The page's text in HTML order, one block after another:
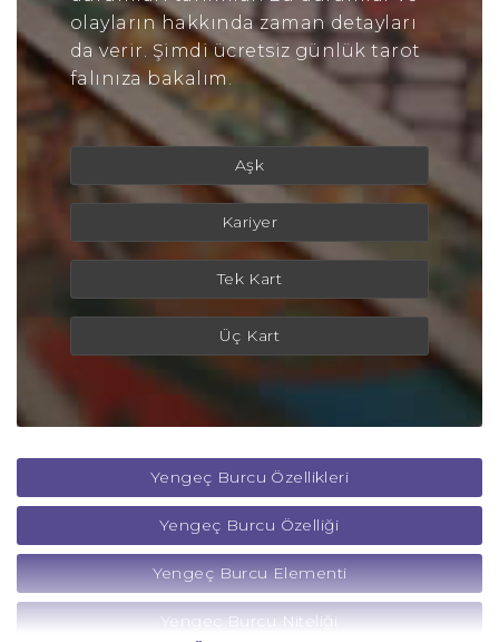
olayların hakkında zaman detayları
da verir. Şimdi ücretsiz günlük tarot
falınıza bakalım.
Aşk
Kariyer
Tek Kart
Üç Kart
Yengeç Burcu Özellikleri
Yengeç Burcu Özelliği
Yengeç Burcu Elementi
Yengeç Burcu Niteliği